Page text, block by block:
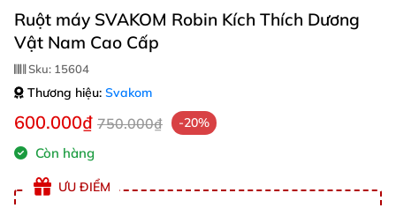
Ruột máy SVAKOM Robin Kích Thích Dương
Vật Nam Cao Cấp
Sku: 15604
Thương hiệu: Svakom
600.000₫ 750.000₫ -20%
Còn hàng
ƯU ĐIỂM